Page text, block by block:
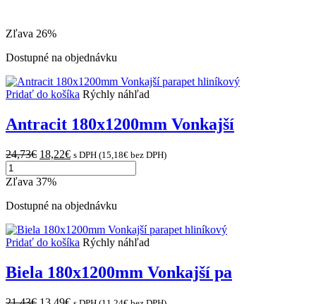
Zľava 26%
Dostupné na objednávku
Pridať do košíka Rýchly náhľad
Antracit 180x1200mm Vonkajší
24,73€ Original
was:
18,22€Current
is:
s DPH (15,18€ bez DPH)
množstvo
Antracit
Vonkajší
hliníkový
Zľava 37%
Dostupné na objednávku
Pridať do košíka Rýchly náhľad
Biela 180x1200mm Vonkajší pa
OriginalCurrent